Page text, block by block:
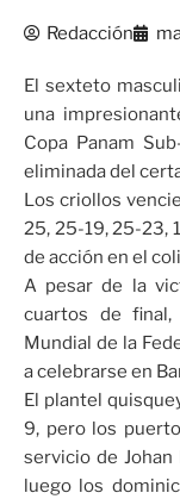
Redacción
El sexteto
una
Copa Panam
eliminada del
Los criollos
25, 25-19, 25-23,
de acción en el
A pesar de la
cuartos de
Mundial de la
a celebrarse en
El plantel
9, pero los
servicio de Johan
luego los